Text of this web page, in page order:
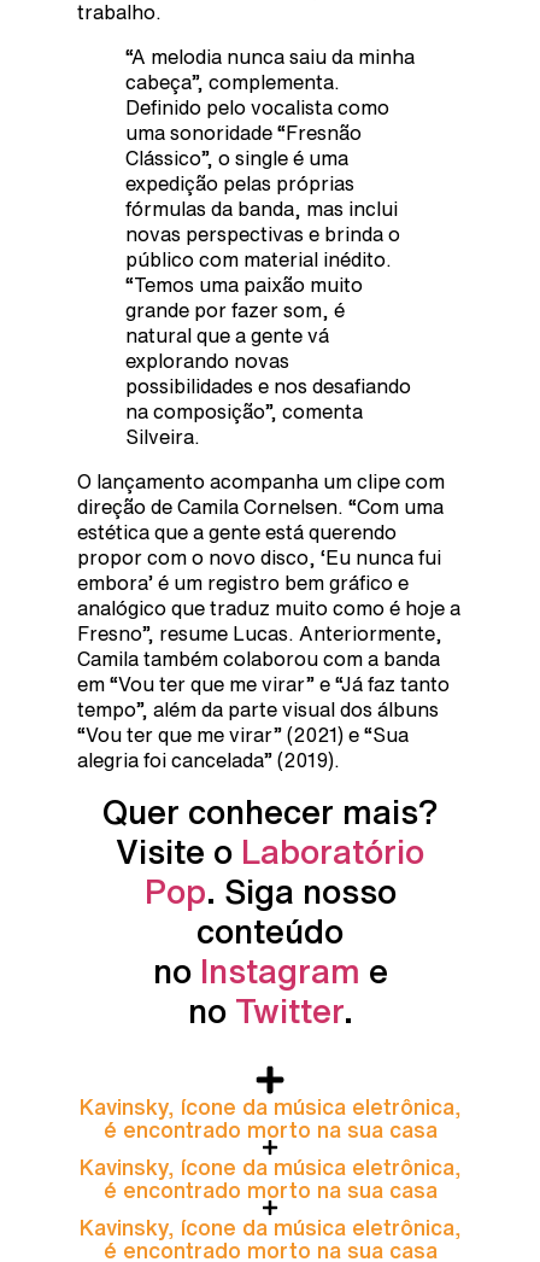
trabalho.
“A melodia nunca saiu da minha
cabeça”, complementa.
Definido pelo vocalista como
uma sonoridade “Fresnão
Clássico”, o single é uma
expedição pelas próprias
fórmulas da banda, mas inclui
novas perspectivas e brinda o
público com material inédito.
“Temos uma paixão muito
grande por fazer som, é
natural que a gente vá
explorando novas
possibilidades e nos desafiando
na composição”, comenta
Silveira.
O lançamento acompanha um clipe com
direção de Camila Cornelsen. “Com uma
estética que a gente está querendo
propor com o novo disco, ‘Eu nunca fui
embora’ é um registro bem gráfico e
analógico que traduz muito como é hoje a
Fresno”, resume Lucas. Anteriormente,
Camila também colaborou com a banda
em “Vou ter que me virar” e “Já faz tanto
tempo”, além da parte visual dos álbuns
“Vou ter que me virar” (2021) e “Sua
alegria foi cancelada” (2019).
Quer conhecer mais?
Visite o Laboratório
Pop. Siga nosso
conteúdo
no Instagram e
no Twitter.
Kavinsky, ícone da música eletrônica,
é encontrado morto na sua casa
Kavinsky, ícone da música eletrônica,
é encontrado morto na sua casa
Kavinsky, ícone da música eletrônica,
é encontrado morto na sua casa